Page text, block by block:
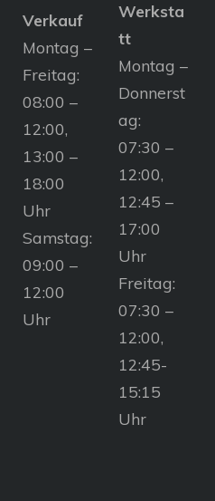
Verkauf
Montag –
Freitag:
08:00 –
12:00,
13:00 –
18:00
Uhr
Samstag:
09:00 –
12:00
Uhr
Werksta
tt
Montag –
Donnerst
ag:
07:30 –
12:00,
12:45 –
17:00
Uhr
Freitag:
07:30 –
12:00,
12:45-
15:15
Uhr